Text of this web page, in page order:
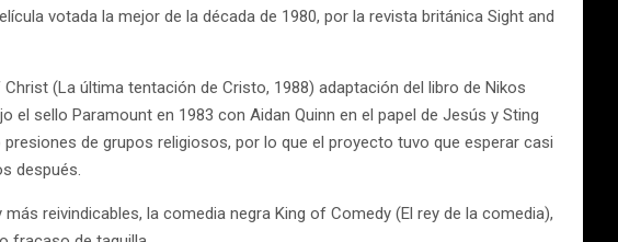
votada la mejor de la década de 1980, por la revista británica Sight and
(La última tentación de Cristo, 1988) adaptación del libro de Nikos
el sello Paramount en 1983 con Aidan Quinn en el papel de Jesús y Sting
de grupos religiosos, por lo que el proyecto tuvo que esperar casi
después.
reivindicables, la comedia negra King of Comedy (El rey de la comedia),